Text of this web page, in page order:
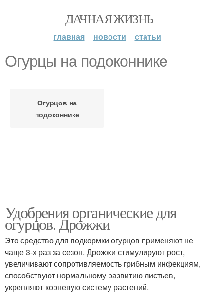
ДАЧНАЯ ЖИЗНЬ
главная новости статьи
Огурцы на подоконнике
Огурцов на
подоконнике
Удобрения органические для
огурцов. Дрожжи
Это средство для подкормки огурцов применяют не
чаще 3-х раз за сезон. Дрожжи стимулируют рост,
увеличивают сопротивляемость грибным инфекциям,
способствуют нормальному развитию листьев,
укрепляют корневую систему растений.